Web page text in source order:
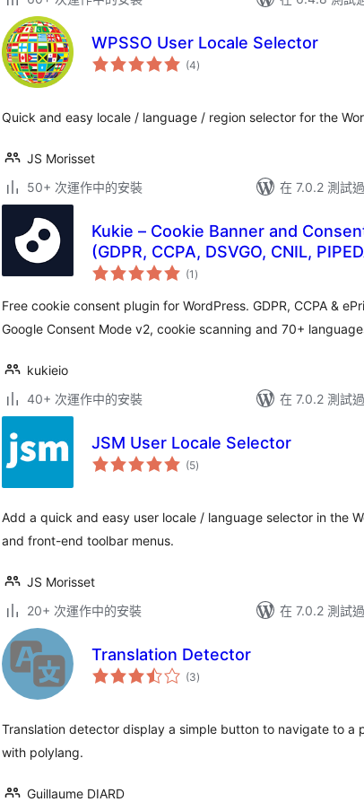
WPSSO User Locale Selector
(4總
評)
Quick and easy locale / language / region selector for the
JS Morisset
50+ 次運作中的安裝
在 7.0.2 測試過
Kukie – Cookie Banner and
(GDPR, CCPA, DSVGO, CNIL,
(1 總
評)
Free cookie consent plugin for WordPress. GDPR, CCPA &
Google Consent Mode v2, cookie scanning and 70+
kukieio
40+ 次運作中的安裝
在 7.0.2 測試過
JSM User Locale Selector
(5總
評)
Add a quick and easy user locale / language selector in the
and front-end toolbar menus.
JS Morisset
20+ 次運作中的安裝
在 7.0.2 測試過
Translation Detector
(3總
評)
Translation detector display a simple button to navigate to a
with polylang.
Guillaume DIARD